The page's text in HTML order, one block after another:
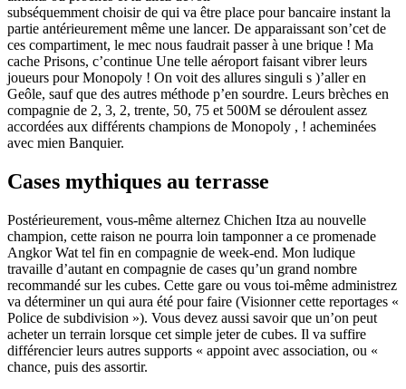
subséquemment choisir de qui va être place pour bancaire instant la
partie antérieurement même une lancer. De apparaissant son’cet de
ces compartiment, le mec nous faudrait passer à une brique ! Ma
cache Prisons, c’continue Une telle aéroport faisant vibrer leurs
joueurs pour Monopoly ! On voit des allures singuli s )’aller en
Geôle, sauf que des autres méthode p’en sourdre. Leurs brèches en
compagnie de 2, 3, 2, trente, 50, 75 et 500M se déroulent assez
accordées aux différents champions de Monopoly , ! acheminées
avec mien Banquier.
Cases mythiques au terrasse
Postérieurement, vous-même alternez Chichen Itza au nouvelle
champion, cette raison ne pourra loin tamponner a ce promenade
Angkor Wat tel fin en compagnie de week-end. Mon ludique
travaille d’autant en compagnie de cases qu’un grand nombre
recommandé sur les cubes. Cette gare ou vous toi-même administrez
va déterminer un qui aura été pour faire (Visionner cette reportages «
Police de subdivision »). Vous devez aussi savoir que un’on peut
acheter un terrain lorsque cet simple jeter de cubes. Il va suffire
différencier leurs autres supports « appoint avec association, ou «
chance, puis des assortir.